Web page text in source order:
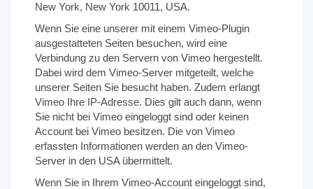
New York, New York 10011, USA.
Wenn Sie eine unserer mit einem Vimeo-Plugin
ausgestatteten Seiten besuchen, wird eine
Verbindung zu den Servern von Vimeo hergestellt.
Dabei wird dem Vimeo-Server mitgeteilt, welche
unserer Seiten Sie besucht haben. Zudem erlangt
Vimeo Ihre IP-Adresse. Dies gilt auch dann, wenn
Sie nicht bei Vimeo eingeloggt sind oder keinen
Account bei Vimeo besitzen. Die von Vimeo
erfassten Informationen werden an den Vimeo-
Server in den USA übermittelt.
Wenn Sie in Ihrem Vimeo-Account eingeloggt sind,